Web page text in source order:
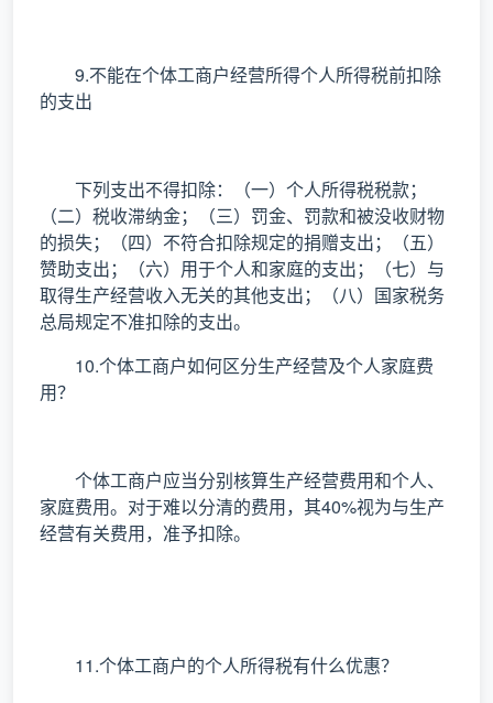
9.不能在个体工商户经营所得个人所得税前扣除
的支出
下列支出不得扣除：（一）个人所得税税款；
（二）税收滞纳金；（三）罚金、罚款和被没收财物
的损失；（四）不符合扣除规定的捐赠支出；（五）
赞助支出；（六）用于个人和家庭的支出；（七）与
取得生产经营收入无关的其他支出；（八）国家税务
总局规定不准扣除的支出。
10.个体工商户如何区分生产经营及个人家庭费
用？
个体工商户应当分别核算生产经营费用和个人、
家庭费用。对于难以分清的费用，其40%视为与生产
经营有关费用，准予扣除。
11.个体工商户的个人所得税有什么优惠？